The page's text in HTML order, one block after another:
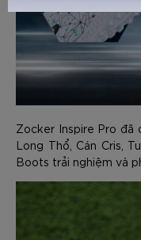
Zocker Inspire Pro đã
Long Thổ, Cán Cris,
Boots trải nghiệm và
GỬI TƯ VẤN